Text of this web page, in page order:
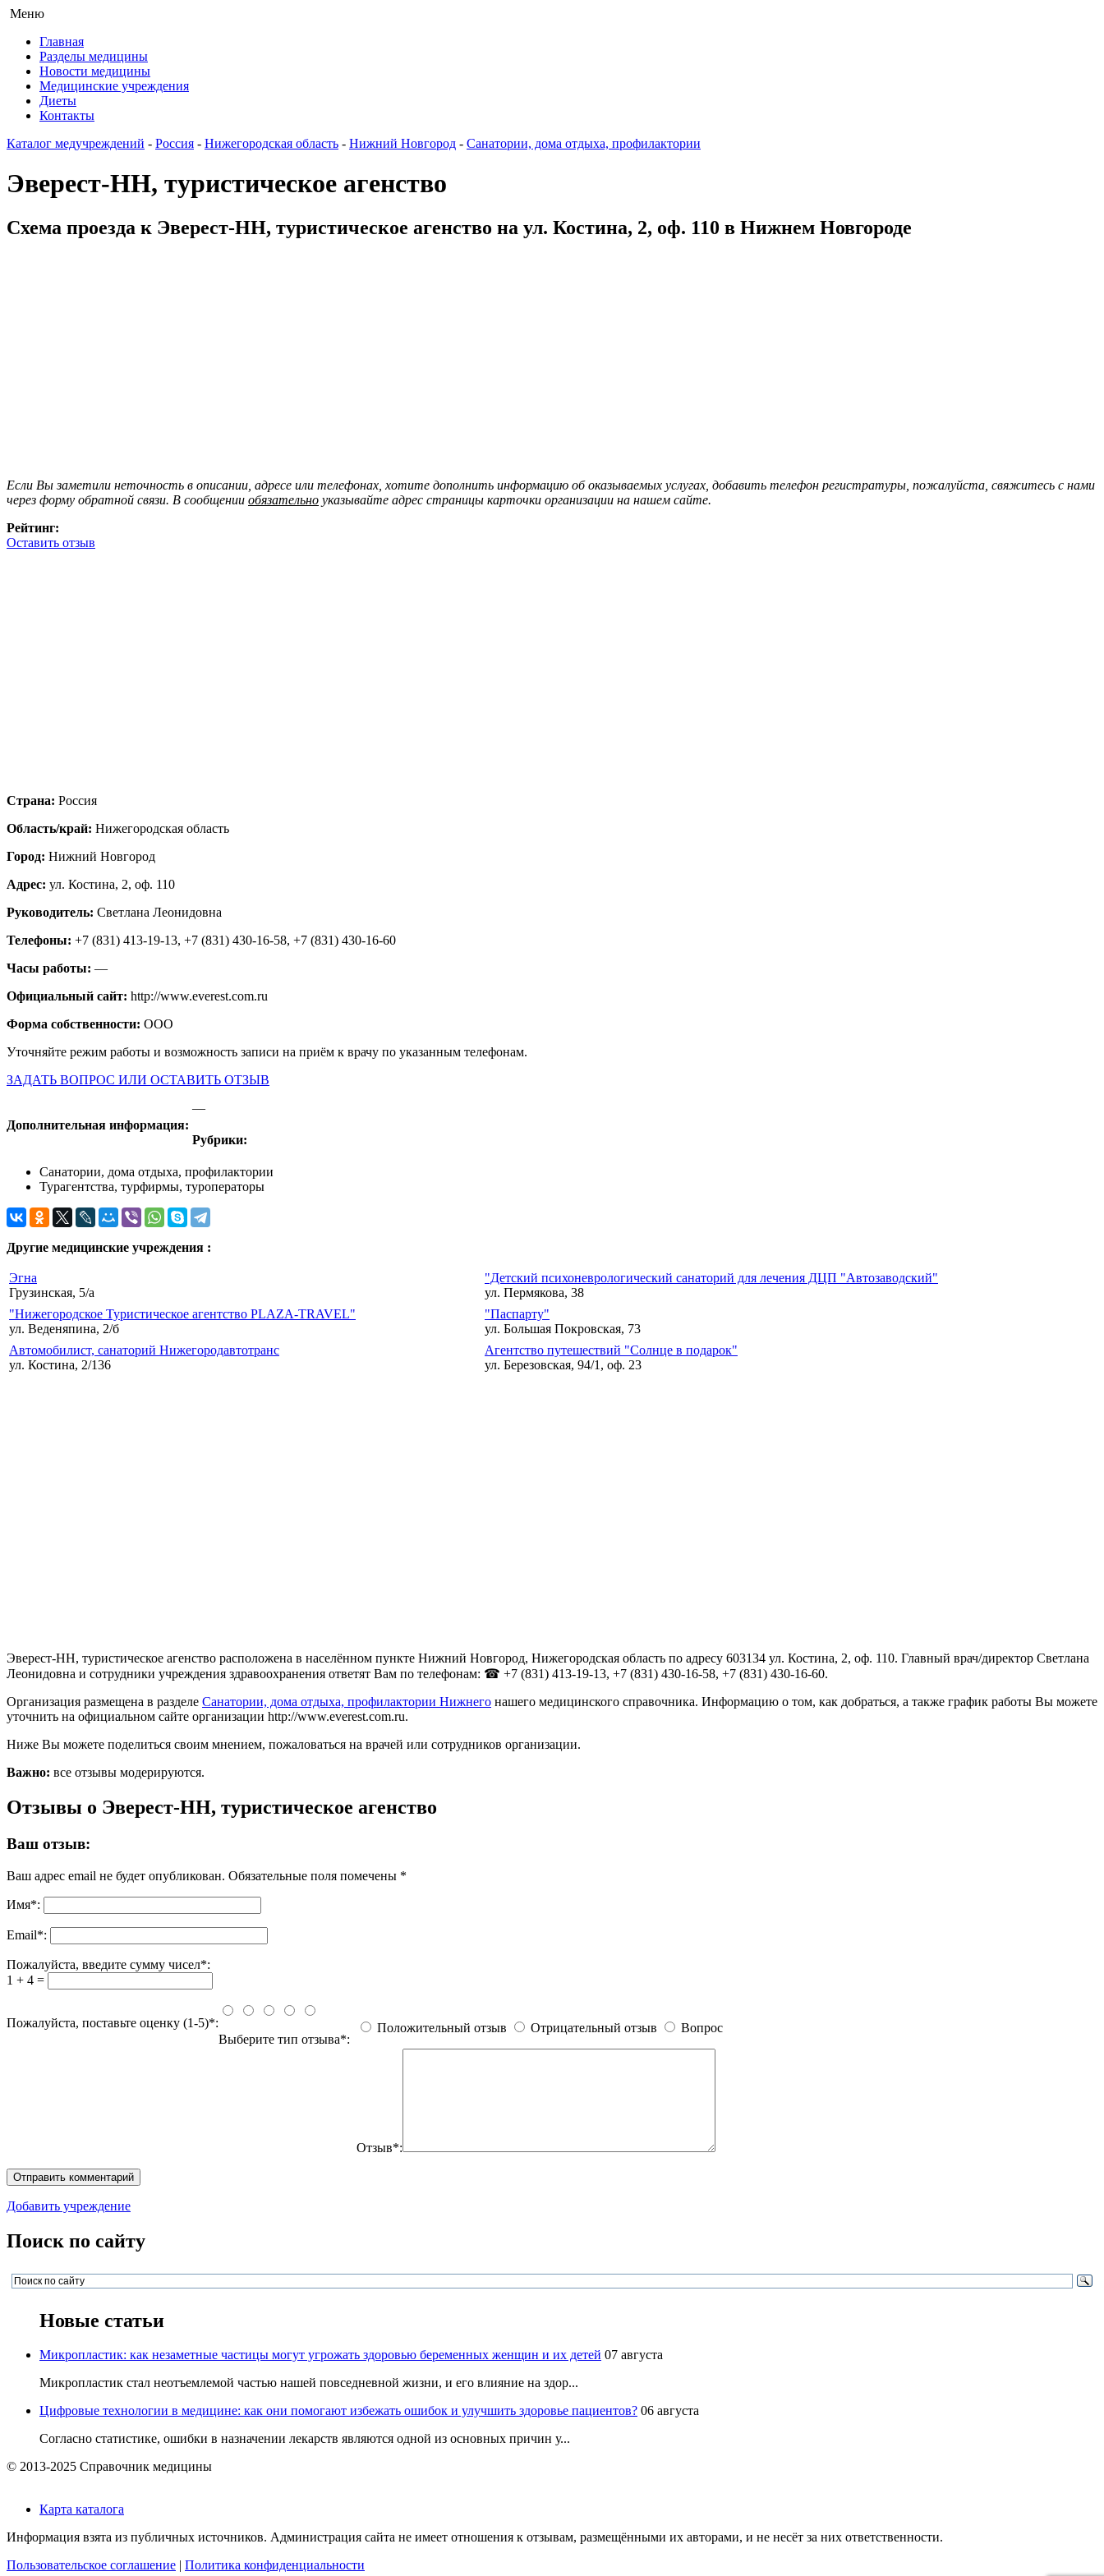
Меню
Главная
Разделы медицины
Новости медицины
Медицинские учреждения
Диеты
Контакты
Каталог медучреждений - Россия - Нижегородская область - Нижний Новгород - Санатории, дома отдыха, профилактории
Эверест-НН, туристическое агенство
Схема проезда к Эверест-НН, туристическое агенство на ул. Костина, 2, оф. 110 в Нижнем Новгороде
Если Вы заметили неточность в описании, адресе или телефонах, хотите дополнить информацию об оказываемых услугах, добавить телефон регистратуры, пожалуйста, свяжитесь с нами
через форму обратной связи. В сообщении обязательно указывайте адрес страницы карточки организации на нашем сайте.
Рейтинг:
Оставить отзыв
Страна: Россия
Область/край: Нижегородская область
Город: Нижний Новгород
Адрес: ул. Костина, 2, оф. 110
Руководитель: Светлана Леонидовна
Телефоны: +7 (831) 413-19-13, +7 (831) 430-16-58, +7 (831) 430-16-60
Часы работы: —
Официальный сайт: http://www.everest.com.ru
Форма собственности: ООО
Уточняйте режим работы и возможность записи на приём к врачу по указанным телефонам.
ЗАДАТЬ ВОПРОС ИЛИ ОСТАВИТЬ ОТЗЫВ
Дополнительная информация:
—
Рубрики:
Санатории, дома отдыха, профилактории
Турагентства, турфирмы, туроператоры
Другие медицинские учреждения :
Эгна
Грузинская, 5/а
"Детский психоневрологический санаторий для лечения ДЦП "Автозаводский"
ул. Пермякова, 38
"Нижегородское Туристическое агентство PLAZA-TRAVEL"
ул. Веденяпина, 2/б
"Паспарту"
ул. Большая Покровская, 73
Автомобилист, санаторий Нижегородавтотранс
ул. Костина, 2/136
Агентство путешествий "Солнце в подарок"
ул. Березовская, 94/1, оф. 23
Эверест-НН, туристическое агенство расположена в населённом пункте Нижний Новгород, Нижегородская область по адресу 603134 ул. Костина, 2, оф. 110. Главный врач/директор Светлана
Леонидовна и сотрудники учреждения здравоохранения ответят Вам по телефонам: ☎ +7 (831) 413-19-13, +7 (831) 430-16-58, +7 (831) 430-16-60.
Организация размещена в разделе Санатории, дома отдыха, профилактории Нижнего нашего медицинского справочника. Информацию о том, как добраться, а также график работы Вы можете
уточнить на официальном сайте организации http://www.everest.com.ru.
Ниже Вы можете поделиться своим мнением, пожаловаться на врачей или сотрудников организации.
Важно: все отзывы модерируются.
Отзывы о Эверест-НН, туристическое агенство
Ваш отзыв:
Ваш адрес email не будет опубликован. Обязательные поля помечены *
Имя*:
Email*:
Пожалуйста, введите сумму чисел*:
1 + 4 =
Пожалуйста, поставьте оценку (1-5)*:
Выберите тип отзыва*:
Положительный отзыв Отрицательный отзыв Вопрос
Отзыв*:
Добавить учреждение
Поиск по сайту
Новые статьи
Микропластик: как незаметные частицы могут угрожать здоровью беременных женщин и их детей 07 августа
Микропластик стал неотъемлемой частью нашей повседневной жизни, и его влияние на здор...
Цифровые технологии в медицине: как они помогают избежать ошибок и улучшить здоровье пациентов? 06 августа
Согласно статистике, ошибки в назначении лекарств являются одной из основных причин у...
© 2013-2025 Справочник медицины
Карта каталога
Информация взята из публичных источников. Администрация сайта не имеет отношения к отзывам, размещёнными их авторами, и не несёт за них ответственности.
Пользовательское соглашение
Политика конфиденциальности